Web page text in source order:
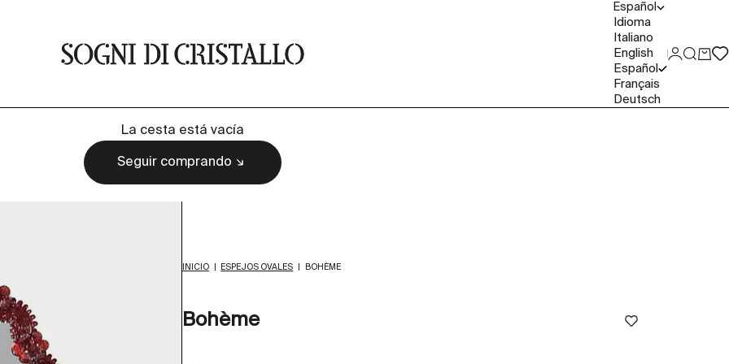
Sogni di cristallo
Español
Idioma
Italiano
English
Español
Français
Deutsch
Iniciar
Buscar
La cesta está vacía
Seguir comprando
INICIO ESPEJOS OVALES BOHÈME
Bohème